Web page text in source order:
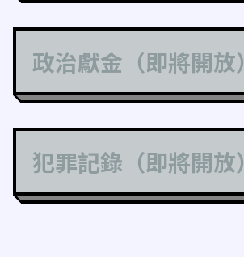
政治獻金（即將開放）
犯罪記錄（即將開放）